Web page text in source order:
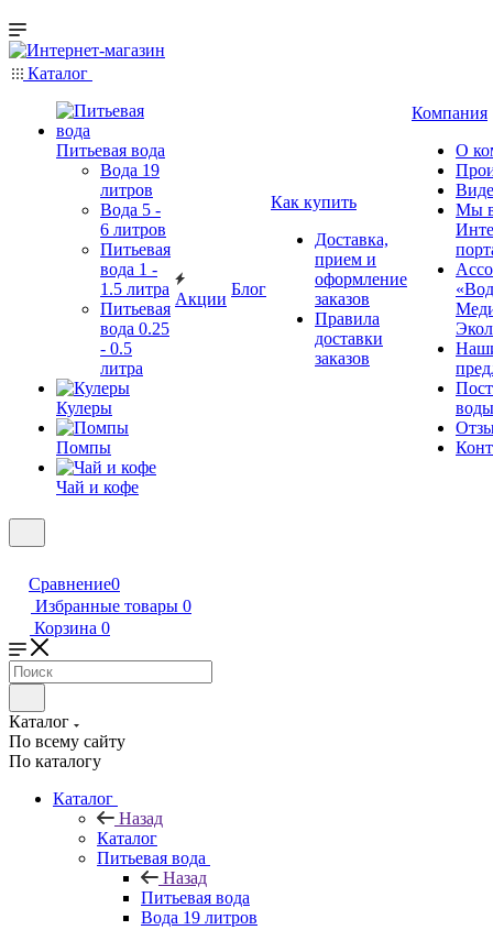
Каталог
Питьевая вода
Вода 19
литров
Вода 5 -
6 литров
Питьевая
вода 1 -
1.5 литра
Питьевая
вода 0.25
- 0.5
литра
Кулеры
Помпы
Чай и кофе
Акции
Блог
Как купить
Доставка,
прием и
оформление
заказов
Правила
доставки
заказов
Компания
О
Мы
Сравнение0
Избранные товары 0
Корзина 0
Каталог
По всему сайту
По каталогу
Каталог
Назад
Каталог
Питьевая вода
Назад
Питьевая вода
Вода 19 литров